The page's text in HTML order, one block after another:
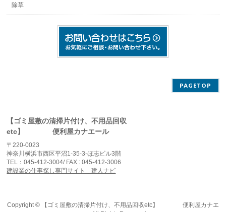
除草
PAGETOP
【ゴミ屋敷の清掃片付け、不用品回収
etc】 便利屋カナエール
〒220-0023
神奈川横浜市西区平沼1-35-3-ほ志ビル3階
TEL：045-412-3004/ FAX : 045-412-3006
建設業の仕事探し専門サイト 建人ナビ
Copyright ©
【ゴミ屋敷の清掃片付け、不用品回収etc】 便利屋カナエ